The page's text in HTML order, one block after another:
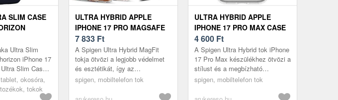
SLIM CASE
TOK
Ultra Slim
iPhone 17
Slim Case
és
és...
okosóra,
tokok
ULTRA HYBRID APPLE
IPHONE 17 PRO MAGSAFE
CASE CLEAR ORANGE
(ACS11112)
7 833 Ft
A Spigen Ultra Hybrid MagFit
tokja ötvözi a legjobb védelmet
és esztétikát, így az
okostelefonnak biztonságot és
Egyed...
spigen, mobiltelefon tok
ULTRA HYBRID APPLE
IPHONE 17 PRO MAX CASE
CRYSTAL CLEAR
(ACS10278)
4 600 Ft
A Spigen Ultra Hybrid tok iPhone
17 Pro Max készülékhez ötvözi a
stílust és a megbízható
védelmet. A hibrid konstrukció –
spigen, mobiltelefon tok